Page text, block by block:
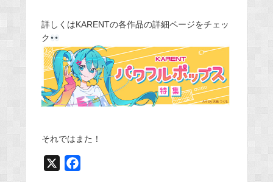
詳しくはKARENTの各作品の詳細ページをチェッ
ク
それではまた！